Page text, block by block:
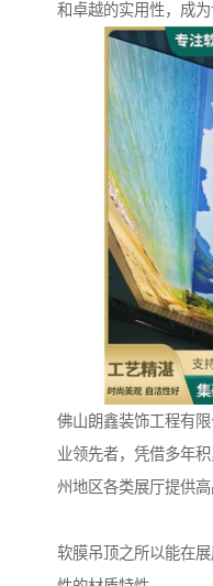
和卓越的实用性，成
佛山朗鑫装饰工程有
业领先者，凭借多年
州地区各类展厅提供高
软膜吊顶之所以能在